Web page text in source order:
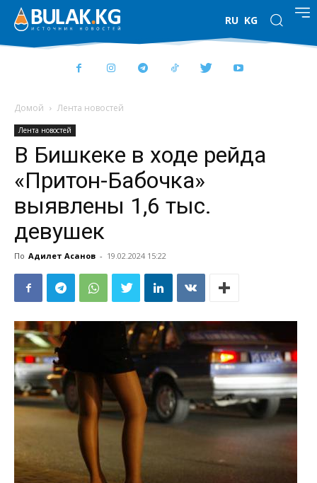
RU KG
Домой Лента новостей
Лента новостей
В Бишкеке в ходе рейда
«Притон-Бабочка»
выявлены 1,6 тыс.
девушек
По Адилет Асанов - 19.02.2024 15:22